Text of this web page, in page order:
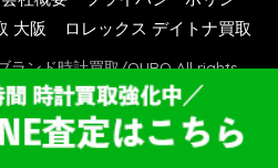
大阪 ロレックス デイトナ買取
ランド時計買取/OURO All rights
プライバシーポリシー
利用規約 ロレックス買取 大阪ロレックス